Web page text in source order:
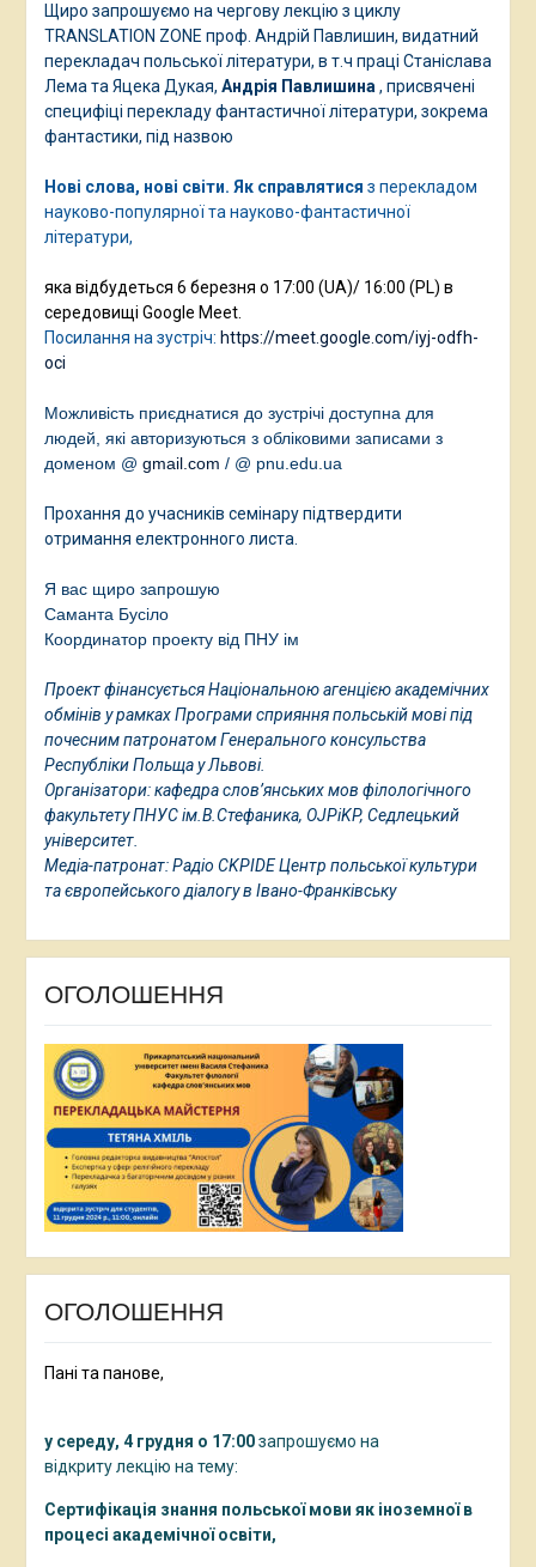
Щиро запрошуємо на чергову лекцію з циклу
TRANSLATION ZONE проф. Андрій Павлишин, видатний
перекладач польської літератури, в т.ч праці Станіслава
Лема та Яцека Дукая, Андрія Павлишина, присвячені
специфіці перекладу фантастичної літератури, зокрема
фантастики, під назвою
Нові слова, нові світи. Як справлятися з перекладом
науково-популярної та науково-фантастичної
літератури,
яка відбудеться 6 березня о 17:00 (UA)/ 16:00 (PL) в
середовищі Google Meet.
Посилання на зустріч: https://meet.google.com/iyj-odfh-
oci
Можливість приєднатися до зустрічі доступна для
людей, які авторизуються з обліковими записами з
доменом @ gmail.com / @ pnu.edu.ua
Прохання до учасників семінару підтвердити
отримання електронного листа.
Я вас щиро запрошую
Саманта Бусіло
Координатор проекту від ПНУ ім
Проект фінансується Національною агенцією академічних
обмінів у рамках Програми сприяння польській мові під
почесним патронатом Генерального консульства
Республіки Польща у Львові.
Організатори: кафедра слов’янських мов філологічного
факультету ПНУС ім.В.Стефаника, OJPiKP, Седлецький
університет.
Медіа-патронат: Радіо CKPIDE Центр польської культури
та європейського діалогу в Івано-Франківську
ОГОЛОШЕННЯ
ОГОЛОШЕННЯ
Пані та панове,
у середу, 4 грудня о 17:00запрошуємо на
відкриту лекцію на тему:
Сертифікація знання польської мови як іноземної в
процесі академічної освіти,